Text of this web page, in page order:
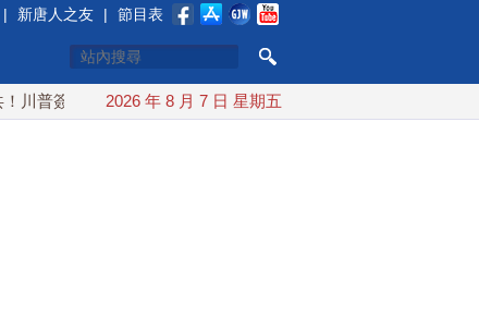
| 新唐人之友 | 節目表
普簽行政令 對多晶矽課15%關稅
2026 年 8 月 7 日 星期五